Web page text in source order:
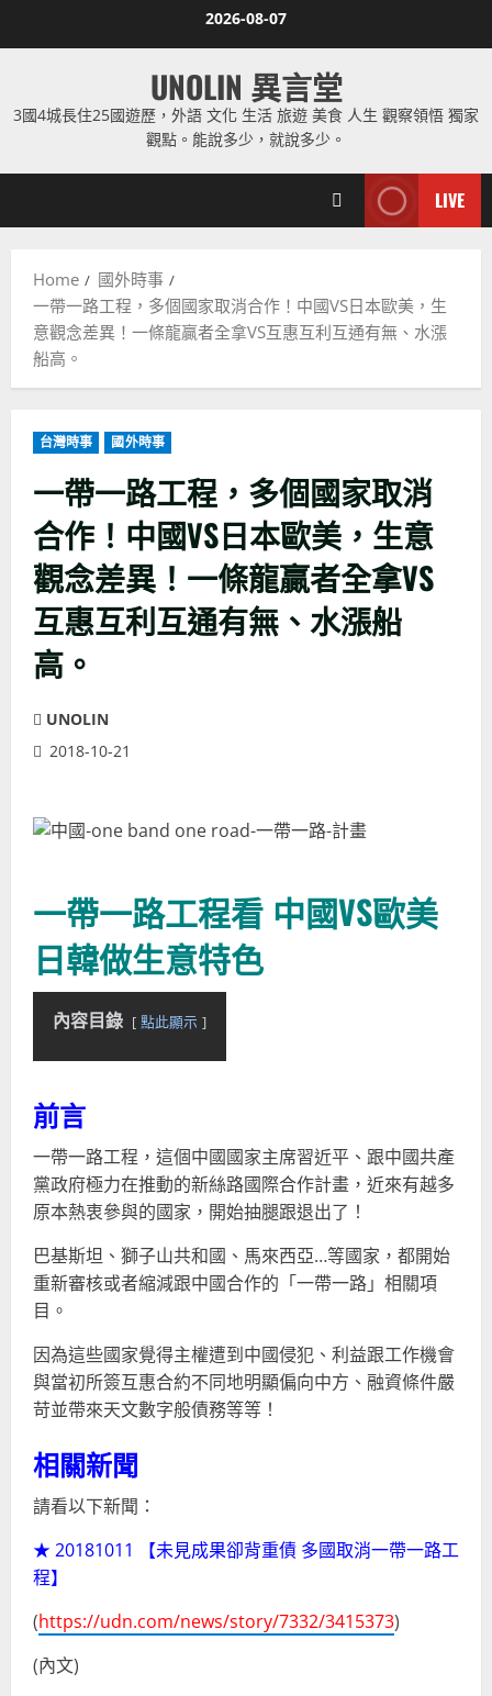
2026-08-07
UNOLIN 異言堂
3國4城長住25國遊歷，外語 文化 生活 旅遊 美食 人生 觀察領悟 獨家
觀點。能說多少，就說多少。
LIVE
Home
國外時事
一帶一路工程，多個國家取消合作！中國VS日本歐美，生
意觀念差異！一條龍贏者全拿VS互惠互利互通有無、水漲
船高。
台灣時事 國外時事
一帶一路工程，多個國家取消
合作！中國VS日本歐美，生意
觀念差異！一條龍贏者全拿VS
互惠互利互通有無、水漲船
高。
UNOLIN
2018-10-21
一帶一路工程看 中國VS歐美
日韓做生意特色
內容目錄 點此顯示
前言
一帶一路工程，這個中國國家主席習近平、跟中國共產
黨政府極力在推動的新絲路國際合作計畫，近來有越多
原本熱衷參與的國家，開始抽腿跟退出了！
巴基斯坦、獅子山共和國、馬來西亞…等國家，都開始
重新審核或者縮減跟中國合作的「一帶一路」相關項
目。
因為這些國家覺得主權遭到中國侵犯、利益跟工作機會
與當初所簽互惠合約不同地明顯偏向中方、融資條件嚴
苛並帶來天文數字般債務等等！
相關新聞
請看以下新聞：
★ 20181011 【未見成果卻背重債 多國取消一帶一路工
程】
(https://udn.com/news/story/7332/3415373)
(內文)